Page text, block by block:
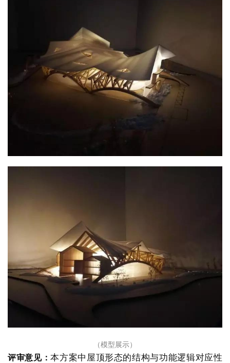
（模型展示）
评审意见：本方案中屋顶形态的结构与功能逻辑对应性